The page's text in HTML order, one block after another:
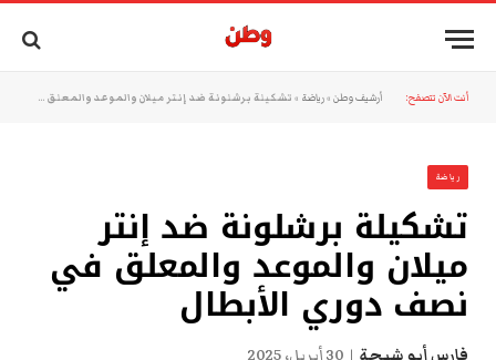
أنت الآن تتصفح: أرشيف وطن »رياضة » تشكيلة برشلونة ضد إنتر ميلان والموعد والمعلق في نصف دوري الأبطال
رياضة
تشكيلة برشلونة ضد إنتر
ميلان والموعد والمعلق في
نصف دوري الأبطال